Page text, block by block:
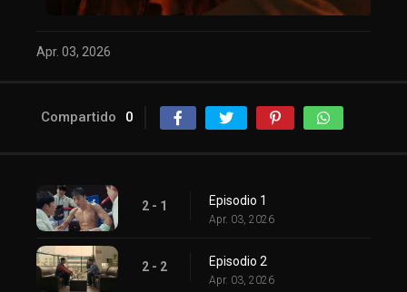
Apr. 03, 2026
Compartido 0
2 - 1 Episodio 1
Apr. 03, 2026
2 - 2 Episodio 2
Apr. 03, 2026